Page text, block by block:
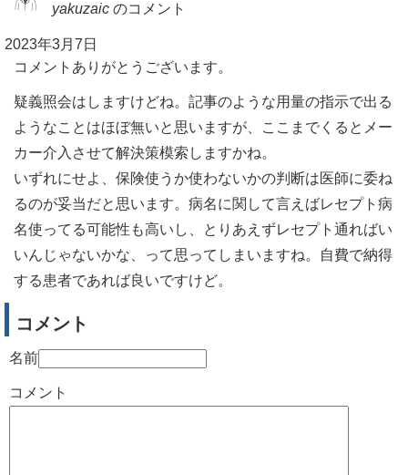
yakuzaic のコメント
2023年3月7日
コメントありがとうございます。
疑義照会はしますけどね。記事のような用量の指示で出る
ようなことはほぼ無いと思いますが、ここまでくるとメー
カー介入させて解決策模索しますかね。
いずれにせよ、保険使うか使わないかの判断は医師に委ね
るのが妥当だと思います。病名に関して言えばレセプト病
名使ってる可能性も高いし、とりあえずレセプト通ればい
いんじゃないかな、って思ってしまいますね。自費で納得
する患者であれば良いですけど。
コメント
名前
コメント